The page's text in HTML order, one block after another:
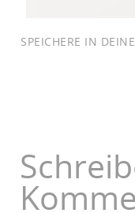
SPEICHERE IN